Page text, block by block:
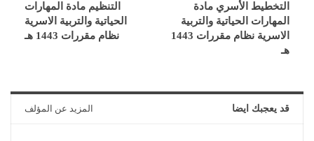
التخطيط الأسري مادة
المهارات الحياتية والتربية
الاسرية نظام مقررات 1443
هـ
التنظيم مادة المهارات
الحياتية والتربية الاسرية
نظام مقررات 1443 هـ
قد يعجبك ايضا المزيد عن المؤلف